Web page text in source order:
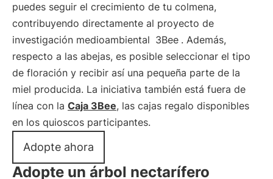
puedes seguir el crecimiento de tu colmena,
contribuyendo directamente al proyecto de
investigación medioambiental 3Bee . Además,
respecto a las abejas, es posible seleccionar el tipo
de floración y recibir así una pequeña parte de la
miel producida. La iniciativa también está fuera de
línea con la Caja 3Bee, las cajas regalo disponibles
en los quioscos participantes.
Adopte ahora
Adopte un árbol nectarífero